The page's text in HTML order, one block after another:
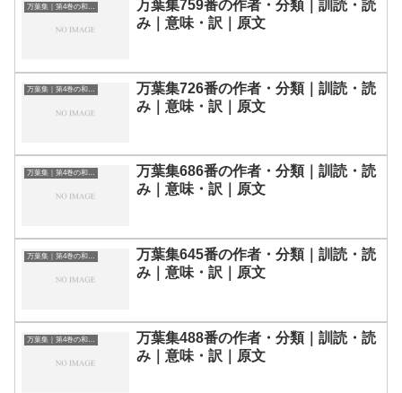
万葉集｜第4巻の和歌一覧
万葉集759番の作者・分類｜訓読・読
み｜意味・訳｜原文
万葉集｜第4巻の和歌一覧
万葉集726番の作者・分類｜訓読・読
み｜意味・訳｜原文
万葉集｜第4巻の和歌一覧
万葉集686番の作者・分類｜訓読・読
み｜意味・訳｜原文
万葉集｜第4巻の和歌一覧
万葉集645番の作者・分類｜訓読・読
み｜意味・訳｜原文
万葉集｜第4巻の和歌一覧
万葉集488番の作者・分類｜訓読・読
み｜意味・訳｜原文